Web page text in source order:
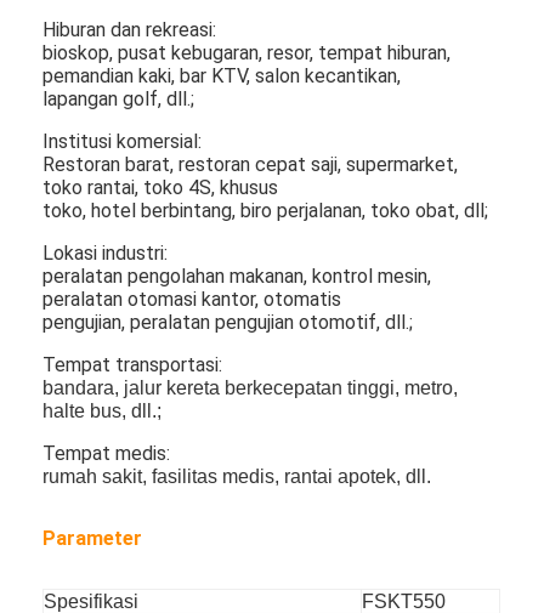
panel lcd kecil
LCD TNI tinggi
Panel LCD Bingkai Terbuka
LCD Terikat Secara Optik
Monitor LCD Bingkai Terbuka
Papan Menu Digital Dalam Ruangan
Poster Digital Luar Ruang
Membentang Panel LCD
Hiburan dan rekreasi:
bioskop, pusat kebugaran, resor, tempat hiburan,
pemandian kaki, bar KTV, salon kecantikan,
lapangan golf, dll.;
Institusi komersial:
Restoran barat, restoran cepat saji, supermarket,
toko rantai, toko 4S, khusus
toko, hotel berbintang, biro perjalanan, toko obat, dll;
Lokasi industri:
peralatan pengolahan makanan, kontrol mesin,
peralatan otomasi kantor, otomatis
pengujian, peralatan pengujian otomotif, dll.;
Tempat transportasi:
bandara, jalur kereta berkecepatan tinggi, metro,
halte bus, dll.;
Tempat medis:
rumah sakit, fasilitas medis, rantai apotek, dll.
Parameter
Spesifikasi FSKT550